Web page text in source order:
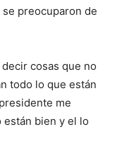
preocuparon de
cosas que no
todo lo que están
me
están bien y el lo